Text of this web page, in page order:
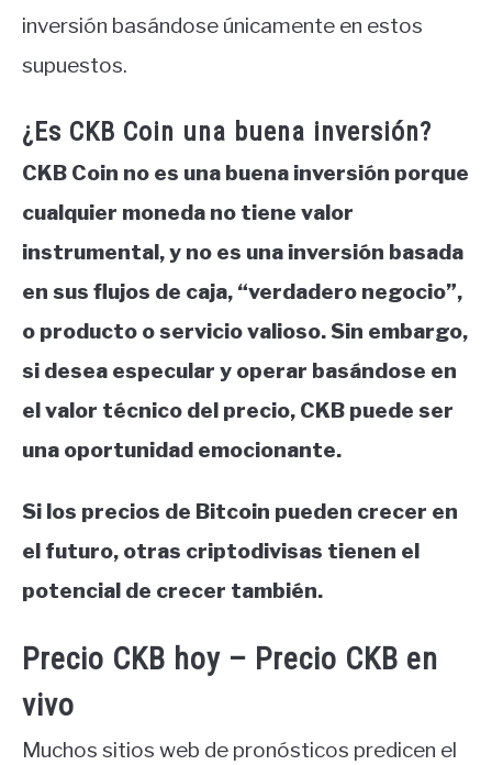
inversión basándose únicamente en estos
supuestos.
¿Es CKB Coin una buena inversión?
CKB Coin no es una buena inversión porque
cualquier moneda no tiene valor
instrumental, y no es una inversión basada
en sus flujos de caja, “verdadero negocio”,
o producto o servicio valioso. Sin embargo,
si desea especular y operar basándose en
el valor técnico del precio, CKB puede ser
una oportunidad emocionante.
Si los precios de Bitcoin pueden crecer en
el futuro, otras criptodivisas tienen el
potencial de crecer también.
Precio CKB hoy – Precio CKB en
vivo
Muchos sitios web de pronósticos predicen el